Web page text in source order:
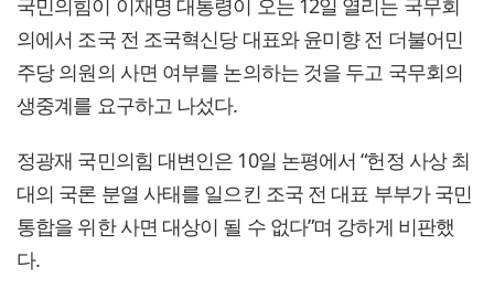
의에서 조국 전 조국혁신당 대표와 윤미향 전 더불어민
주당 의원의 사면 여부를 논의하는 것을 두고 국무회의
생중계를 요구하고 나섰다.
정광재 국민의힘 대변인은 10일 논평에서 “헌정 사상 최
대의 국론 분열 사태를 일으킨 조국 전 대표 부부가 국민
통합을 위한 사면 대상이 될 수 없다”며 강하게 비판했
다.